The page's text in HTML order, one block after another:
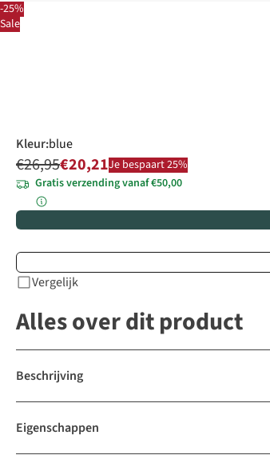
-25%
Sale
Kleur:blue
€26,95€20,21Je bespaart 25%
Gratis verzending vanaf €50,00
Vergelijk
Alles over dit product
Beschrijving
Eigenschappen